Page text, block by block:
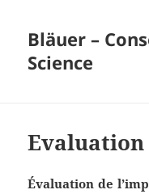
Bläuer –
Science
Evaluation
Évaluation de